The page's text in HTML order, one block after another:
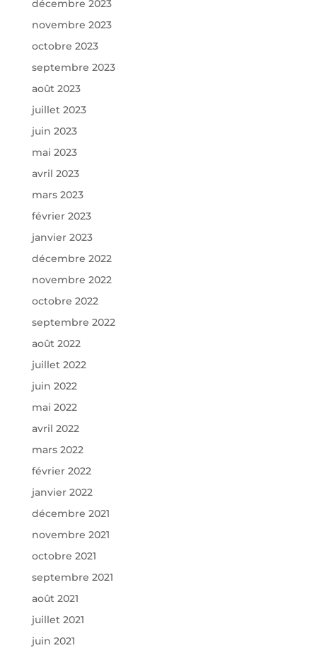
décembre 2023
novembre 2023
octobre 2023
septembre 2023
août 2023
juillet 2023
juin 2023
mai 2023
avril 2023
mars 2023
février 2023
janvier 2023
décembre 2022
novembre 2022
octobre 2022
septembre 2022
août 2022
juillet 2022
juin 2022
mai 2022
avril 2022
mars 2022
février 2022
janvier 2022
décembre 2021
novembre 2021
octobre 2021
septembre 2021
août 2021
juillet 2021
juin 2021